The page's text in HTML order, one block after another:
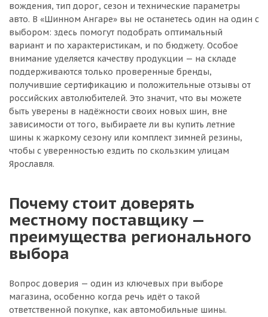
вождения, тип дорог, сезон и технические параметры
авто. В «Шинном Ангаре» вы не останетесь один на один с
выбором: здесь помогут подобрать оптимальный
вариант и по характеристикам, и по бюджету. Особое
внимание уделяется качеству продукции — на складе
поддерживаются только проверенные бренды,
получившие сертификацию и положительные отзывы от
российских автолюбителей. Это значит, что вы можете
быть уверены в надёжности своих новых шин, вне
зависимости от того, выбираете ли вы купить летние
шины к жаркому сезону или комплект зимней резины,
чтобы с уверенностью ездить по скользким улицам
Ярославля.
Почему стоит доверять
местному поставщику —
преимущества регионального
выбора
Вопрос доверия — один из ключевых при выборе
магазина, особенно когда речь идёт о такой
ответственной покупке, как автомобильные шины.